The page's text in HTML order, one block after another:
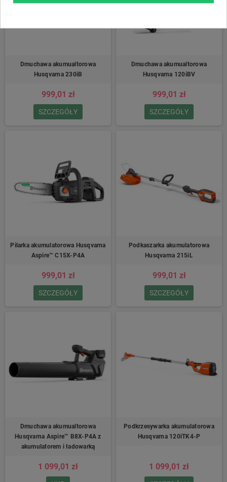
Dmuchawa akumualtorowa
Husqvarna 230iB
999,01 zł
SZCZEGÓŁY
Dmuchawa akumualtorowa
Husqvarna 120iBV
999,01 zł
SZCZEGÓŁY
Pilarka akumulatorowa Husqvarna
Aspire™ C15X-P4A
999,01 zł
SZCZEGÓŁY
Podkaszarka akumulatorowa
Husqvarna 215iL
999,01 zł
SZCZEGÓŁY
Dmuchawa akumualtorowa
Husqvarna Aspire™ B8X-P4A z
akumulatorem i ładowarką
1 099,01 zł
Podkrzesywarka akumulatorowa
Husqvarna 120iTK4-P
1 099,01 zł